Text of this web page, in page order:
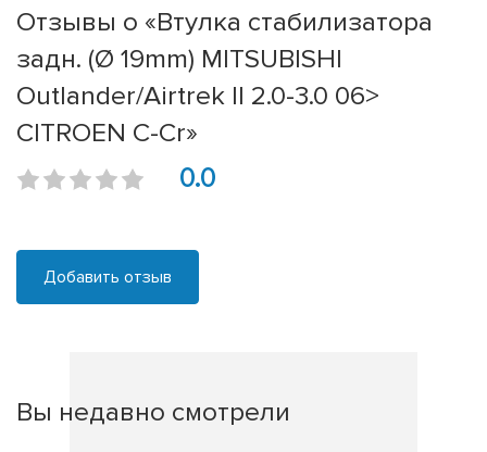
Отзывы о «Втулка стабилизатора
задн. (Ø 19mm) MITSUBISHI
Outlander/Airtrek II 2.0-3.0 06>
CITROEN C-Cr»
0.0
Добавить отзыв
Вы недавно смотрели